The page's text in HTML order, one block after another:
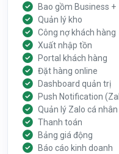
Bao gồm Business +
Quản lý kho
Công nợ khách hàng
Xuất nhập tồn
Portal khách hàng
Đặt hàng online
Dashboard quản trị
Push Notification
Quản lý Zalo cá nhân
Thanh toán
Bảng giá động
Báo cáo kinh doanh